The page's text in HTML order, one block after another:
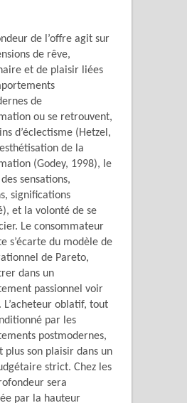
de l’offre agit sur
de rêve,
et de plaisir liées
de
ou se retrouvent,
d’éclectisme (Hetzel,
de la
(Godey, 1998), le
sensations,
significations
et la volonté de se
Le consommateur
s’écarte du modèle de
de Pareto,
dans un
passionnel voir
L’acheteur oblatif, tout
par les
postmodernes,
plus son plaisir dans un
strict. Chez les
sera
par la hauteur